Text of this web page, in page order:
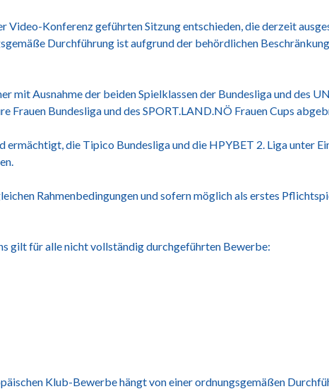
Video-Konferenz geführten Sitzung entschieden, die derzeit
Durchführung ist aufgrund der behördlichen
mit Ausnahme der beiden Spielklassen der Bundesliga und des
Frauen Bundesliga und des SPORT.LAND.NÖ Frauen Cups
die Tipico Bundesliga und die HPYBET 2. Liga unter
Rahmenbedingungen und sofern möglich als erstes
gilt für alle nicht vollständig durchgeführten Bewerbe:
Klub-Bewerbe hängt von einer ordnungsgemäßen